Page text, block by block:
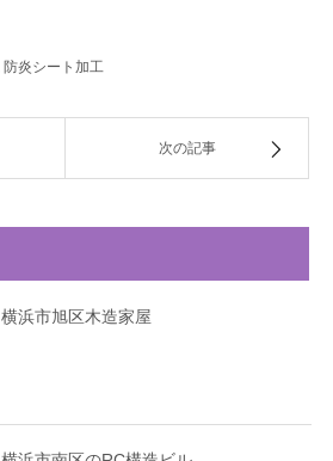
防炎シート加工
次の記事
横浜市旭区木造家屋